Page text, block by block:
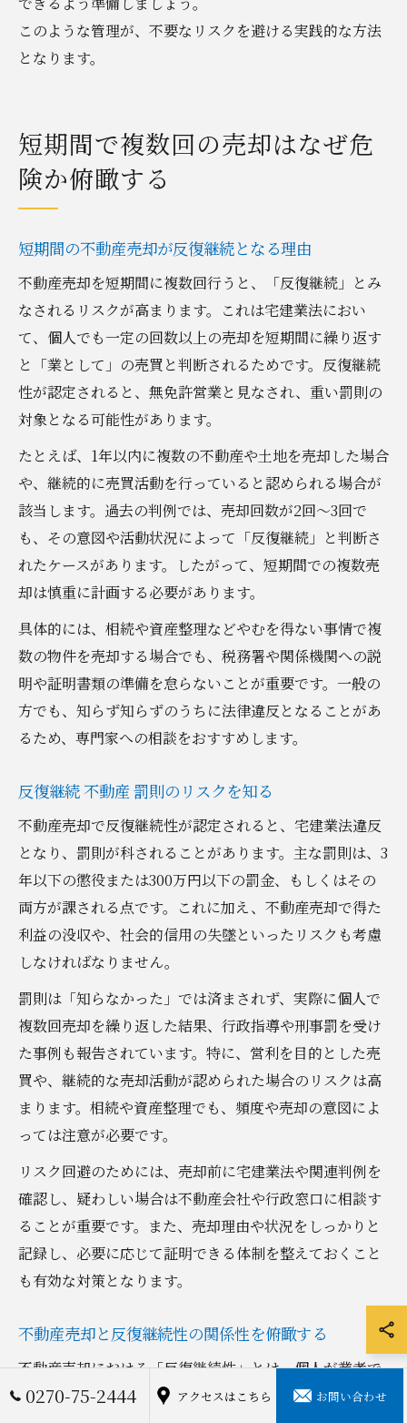
このような管理が、不要なリスクを避ける実践的な方法
となります。
短期間で複数回の売却はなぜ危
険か俯瞰する
短期間の不動産売却が反復継続となる理由
不動産売却を短期間に複数回行うと、「反復継続」とみ
なされるリスクが高まります。これは宅建業法におい
て、個人でも一定の回数以上の売却を短期間に繰り返す
と「業として」の売買と判断されるためです。反復継続
性が認定されると、無免許営業と見なされ、重い罰則の
対象となる可能性があります。
たとえば、1年以内に複数の不動産や土地を売却した場合
や、継続的に売買活動を行っていると認められる場合が
該当します。過去の判例では、売却回数が2回～3回で
も、その意図や活動状況によって「反復継続」と判断さ
れたケースがあります。したがって、短期間での複数売
却は慎重に計画する必要があります。
具体的には、相続や資産整理などやむを得ない事情で複
数の物件を売却する場合でも、税務署や関係機関への説
明や証明書類の準備を怠らないことが重要です。一般の
方でも、知らず知らずのうちに法律違反となることがあ
るため、専門家への相談をおすすめします。
反復継続 不動産 罰則のリスクを知る
不動産売却で反復継続性が認定されると、宅建業法違反
となり、罰則が科されることがあります。主な罰則は、3
年以下の懲役または300万円以下の罰金、もしくはその
両方が課される点です。これに加え、不動産売却で得た
利益の没収や、社会的信用の失墜といったリスクも考慮
しなければなりません。
罰則は「知らなかった」では済まされず、実際に個人で
複数回売却を繰り返した結果、行政指導や刑事罰を受け
た事例も報告されています。特に、営利を目的とした売
買や、継続的な売却活動が認められた場合のリスクは高
まります。相続や資産整理でも、頻度や売却の意図によ
っては注意が必要です。
リスク回避のためには、売却前に宅建業法や関連判例を
確認し、疑わしい場合は不動産会社や行政窓口に相談す
ることが重要です。また、売却理由や状況をしっかりと
記録し、必要に応じて証明できる体制を整えておくこと
も有効な対策となります。
不動産売却と反復継続性の関係性を俯瞰する
不動産売却における「反復継続性」とは、個人が業者で
はなくても、短期間に複数回の売買を行うことで「業と
0270-75-2444 アクセスはこちら お問い合わせ